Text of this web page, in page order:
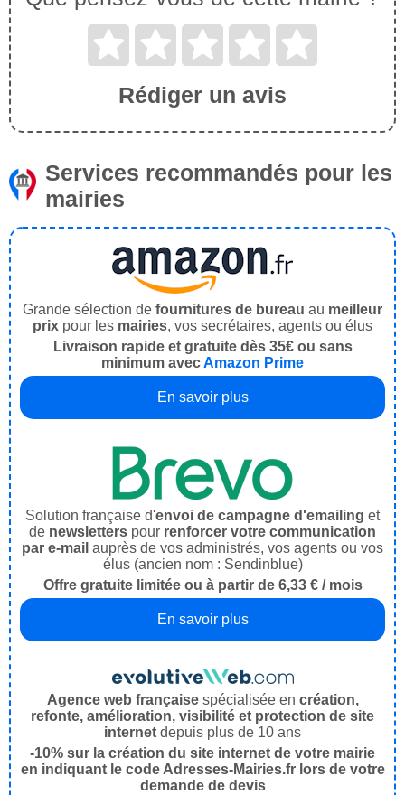
Rédiger un avis
Services recommandés pour les
mairies
Grande sélection de fournitures de bureau au meilleur
prix pour les mairies, vos secrétaires, agents ou élus
Livraison rapide et gratuite dès 35€ ou sans
minimum avecAmazon Prime
En savoir plus
Solution française d'envoi de campagne d'emailing et
de newsletters pour renforcer votre communication
par e-mail auprès de vos administrés, vos agents ou vos
élus (ancien nom : Sendinblue)
Offre gratuite limitée ou à partir de 6,33 € / mois
En savoir plus
Agence web françaisespécialisée en création,
refonte, amélioration, visibilité et protection de site
internet depuis plus de 10 ans
-10% sur la création du site internet de votre mairie
en indiquant le code Adresses-Mairies.fr lors de votre
demande de devis